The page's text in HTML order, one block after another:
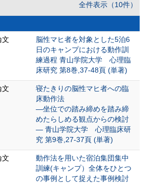
全件表示（10件）
文
脳性マヒ者を対象とした5泊6
日のキャンプにおける動作訓
練過程 青山学院大学 心理臨
床研究 第8巻,37-48頁 (単著)
文
寝たきりの脳性マヒ者への臨
床動作法
―坐位での踏み締めを踏み締
めたらしめる観点からの検討
― 青山学院大学 心理臨床研
究 第9巻,27-37頁 (単著)
文
動作法を用いた宿泊集団集中
訓練(キャンプ）全体をひとつ
の事例として捉えた事例検討